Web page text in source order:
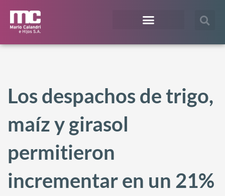
Los despachos de trigo,
maíz y girasol
permitieron
incrementar en un 21%